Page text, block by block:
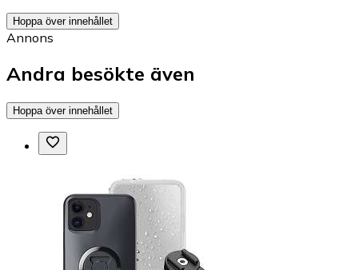
Hoppa över innehållet
Annons
Andra besökte även
Hoppa över innehållet